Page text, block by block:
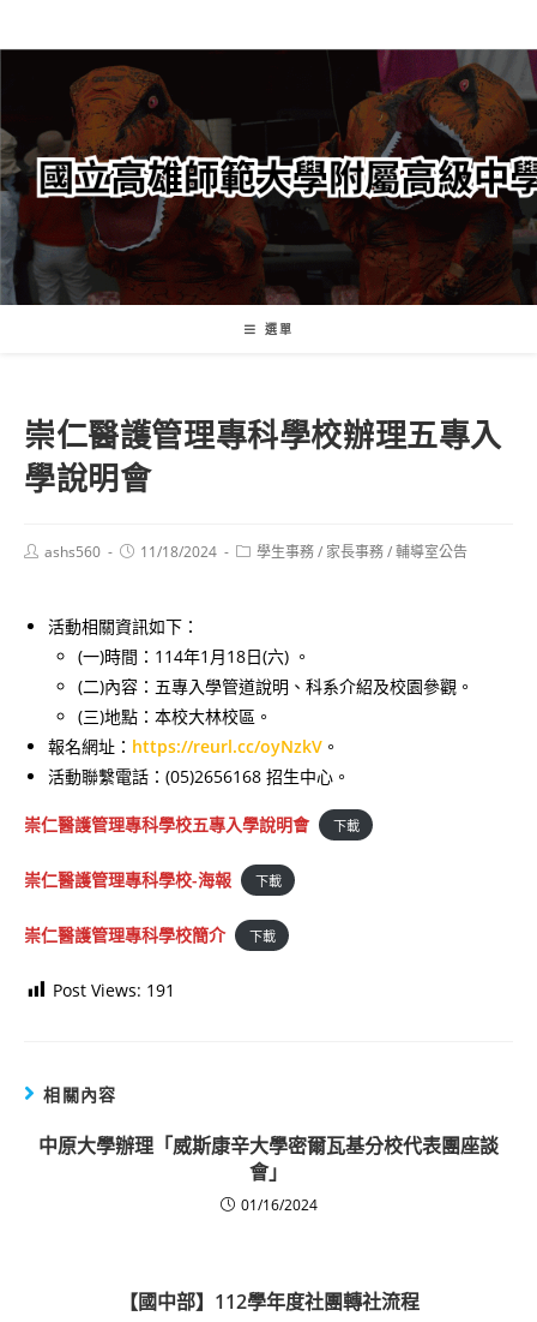
轉
要
內
容
選單
崇仁醫護管理專科學校辦理五專入
學說明會
Postashs560
Post11/18/2024
Post學生事務/ 家長事務/輔導室公告
活動相關資訊如下：
(一)時間：114年1月18日(六) 。
(二)內容：五專入學管道說明、科系介紹及校園參觀。
(三)地點：本校大林校區。
報名網址： https://reurl.cc/oyNzkV 。
活動聯繫電話：(05)2656168 招生中心。
崇仁醫護管理專科學校五專入學說明會 下載
崇仁醫護管理專科學校-海報 下載
崇仁醫護管理專科學校簡介 下載
Post Views: 191
相關內容
中原大學辦理「威斯康辛大學密爾瓦基分校代表團座談
會」
01/16/2024
【國中部】112學年度社團轉社流程